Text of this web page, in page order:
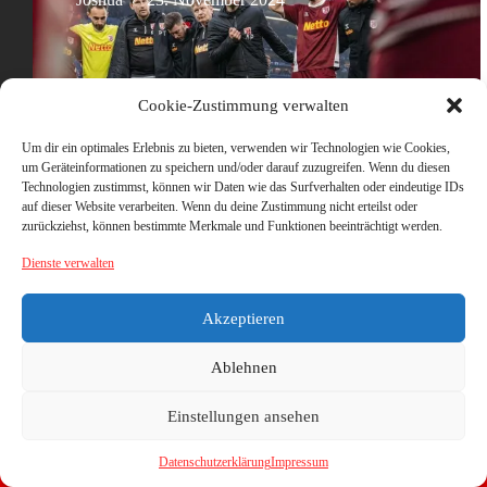
Cookie-Zustimmung verwalten
Um dir ein optimales Erlebnis zu bieten, verwenden wir Technologien wie Cookies,
um Geräteinformationen zu speichern und/oder darauf zuzugreifen. Wenn du diesen
Technologien zustimmst, können wir Daten wie das Surfverhalten oder eindeutige IDs
auf dieser Website verarbeiten. Wenn du deine Zustimmung nicht erteilst oder
zurückziehst, können bestimmte Merkmale und Funktionen beeinträchtigt werden.
Dienste verwalten
Akzeptieren
Ablehnen
Einstellungen ansehen
DatenschutzerklärungImpressum